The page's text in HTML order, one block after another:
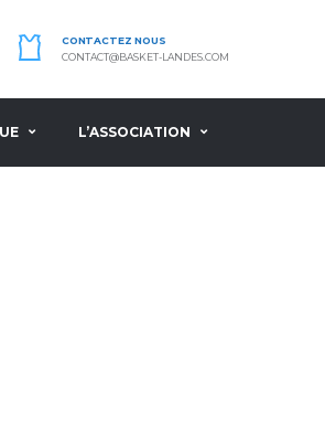
CONTACTEZ NOUS
CONTACT@BASKET-LANDES.COM
L’ASSOCIATION